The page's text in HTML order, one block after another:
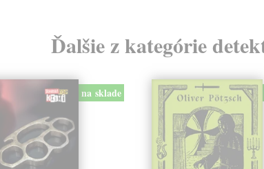
Ďalšie z kategórie
na sklade